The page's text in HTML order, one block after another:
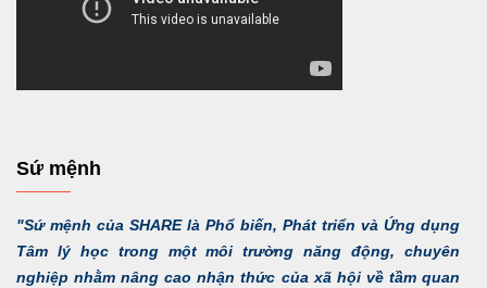
Sứ mệnh
"Sứ mệnh của SHARE là Phổ biến, Phát triển và Ứng dụng
Tâm lý học trong một môi trường năng động, chuyên
nghiệp nhằm nâng cao nhận thức của xã hội về tầm quan